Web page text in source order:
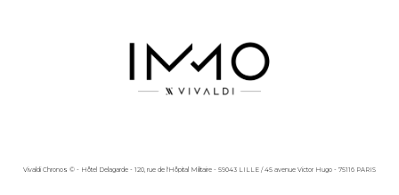
Vivaldi Chronos © - Hôtel Delagarde - 120, rue de l'Hôpital Militaire - 59043 LILLE / 45 avenue Victor Hugo - 75116 PARIS